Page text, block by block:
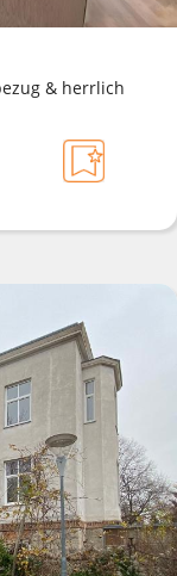
& herrlich